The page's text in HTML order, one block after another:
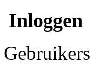
Inloggen